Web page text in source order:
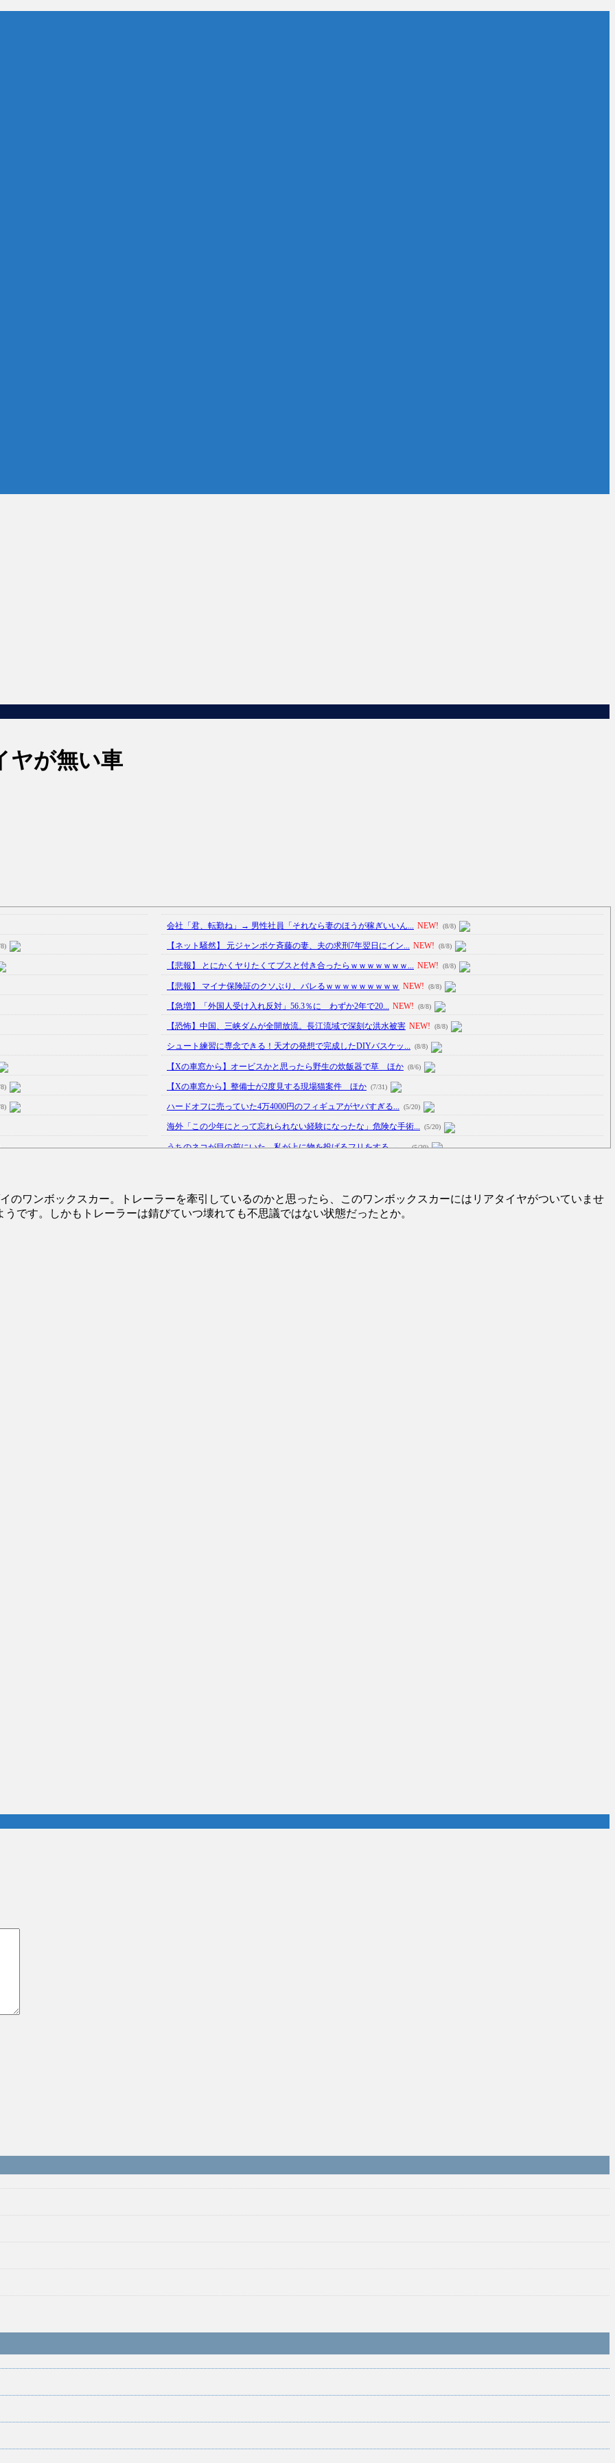
ヤが無い車
会社「君、転勤ね」→ 男性社員「それなら妻のほうが稼ぎいいん... NEW! (8/8)
【ネット騒然】 元ジャンポケ斉藤の妻、夫の求刑7年翌日にイン... NEW! (8/8)
【悲報】 とにかくヤりたくてブスと付き合ったらｗｗｗｗｗｗｗ... NEW! (8/8)
【悲報】 マイナ保険証のクソぶり、バレるｗｗｗｗｗｗｗｗｗ NEW! (8/8)
【急増】「外国人受け入れ反対」56.3％に わずか2年で20... NEW! (8/8)
【恐怖】中国、三峡ダムが全開放流。長江流域で深刻な洪水被害 NEW! (8/8)
シュート練習に専念できる！天才の発想で完成したDIYバスケッ... (8/8)
【Xの車窓から】オービスかと思ったら野生の炊飯器で草 ほか (8/6)
【Xの車窓から】整備士が2度見する現場猫案件 ほか (7/31)
ハードオフに売っていた4万4000円のフィギュアがヤバすぎる... (5/20)
海外「この少年にとって忘れられない経験になったな」危険な手術... (5/20)
うちのネコが目の前にいた。私が上に物を投げるフリをする → ... (5/20)
【愕然】白のクラウン俺氏、高速道路左車線を制限速度で走った結...
のワンボックスカー。トレーラーを牽引しているのかと思ったら、このワンボックスカーにはリアタイヤがついていませ
です。しかもトレーラーは錆びていつ壊れても不思議ではない状態だったとか。